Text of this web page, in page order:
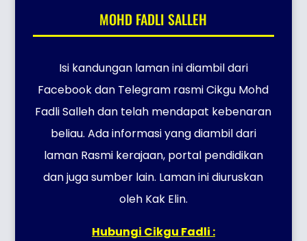
MOHD FADLI SALLEH
Isi kandungan laman ini diambil dari
Facebook dan Telegram rasmi Cikgu Mohd
Fadli Salleh dan telah mendapat kebenaran
beliau. Ada informasi yang diambil dari
laman Rasmi kerajaan, portal pendidikan
dan juga sumber lain. Laman ini diuruskan
oleh Kak Elin.
Hubungi Cikgu Fadli :